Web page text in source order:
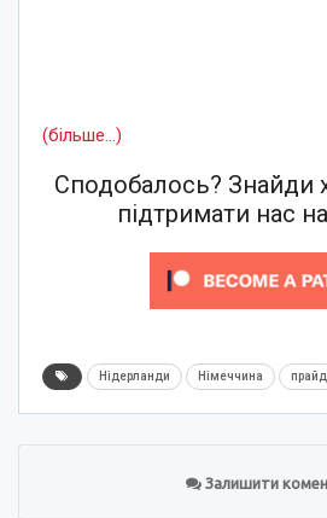
(більше…)
Сподобалось? Знайди
підтримати нас
Нідерланди Німеччина прайд
Залишити